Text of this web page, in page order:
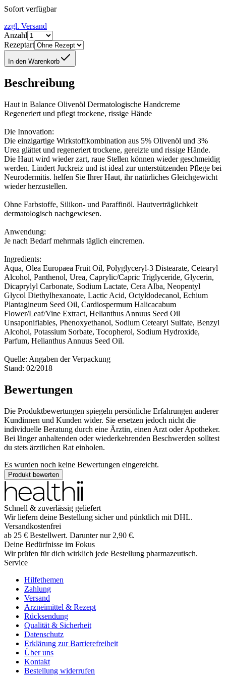
Sofort verfügbar
zzgl. Versand
Anzahl
Rezeptart
In den Warenkorb
Beschreibung
Haut in Balance Olivenöl Dermatologische Handcreme
Regeneriert und pflegt trockene, rissige Hände
Die Innovation:
Die einzigartige Wirkstoffkombination aus 5% Olivenöl und 3%
Urea glättet und regeneriert trockene, gereizte und rissige Hände.
Die Haut wird wieder zart, raue Stellen können wieder geschmeidig
werden. Lindert Juckreiz und ist ideal zur unterstützenden Pflege bei
Neurodermitis. helfen Sie Ihrer Haut, ihr natürliches Gleichgewicht
wieder herzustellen.
Ohne Farbstoffe, Silikon- und Paraffinöl. Hautverträglichkeit
dermatologisch nachgewiesen.
Anwendung:
Je nach Bedarf mehrmals täglich eincremen.
Ingredients:
Aqua, Olea Europaea Fruit Oil, Polyglyceryl-3 Distearate, Cetearyl
Alcohol, Panthenol, Urea, Caprylic/Capric Triglyceride, Glycerin,
Dicaprylyl Carbonate, Sodium Lactate, Cera Alba, Neopentyl
Glycol Diethylhexanoate, Lactic Acid, Octyldodecanol, Echium
Plantagineum Seed Oil, Cardiospermum Halicacabum
Flower/Leaf/Vine Extract, Helianthus Annuus Seed Oil
Unsaponifiables, Phenoxyethanol, Sodium Cetearyl Sulfate, Benzyl
Alcohol, Potassium Sorbate, Tocopherol, Sodium Hydroxide,
Parfum, Helianthus Annuus Seed Oil.
Quelle: Angaben der Verpackung
Stand: 02/2018
Bewertungen
Die Produktbewertungen spiegeln persönliche Erfahrungen anderer
Kundinnen und Kunden wider. Sie ersetzen jedoch nicht die
individuelle Beratung durch eine Ärztin, einen Arzt oder Apotheker.
Bei länger anhaltenden oder wiederkehrenden Beschwerden solltest
du stets ärztlichen Rat einholen.
Es wurden noch keine Bewertungen eingereicht.
Produkt bewerten
Schnell & zuverlässig geliefert
Wir liefern deine Bestellung sicher und pünktlich mit DHL.
Versandkostenfrei
ab 25 € Bestellwert. Darunter nur 2,90 €.
Deine Bedürfnisse im Fokus
Wir prüfen für dich wirklich jede Bestellung pharmazeutisch.
Service
Hilfethemen
Zahlung
Versand
Arzneimittel & Rezept
Rücksendung
Qualität & Sicherheit
Datenschutz
Erklärung zur Barrierefreiheit
Über uns
Kontakt
Bestellung widerrufen